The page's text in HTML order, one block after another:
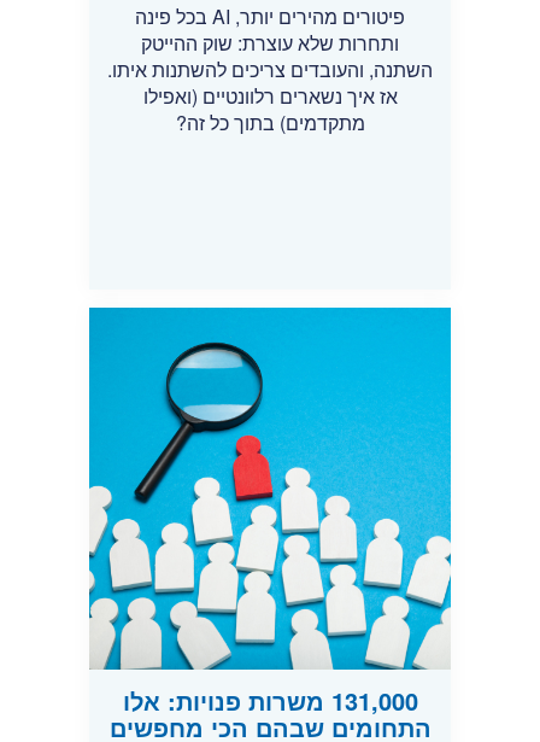
פיטורים מהירים יותר, AI בכל פינה
ותחרות שלא עוצרת: שוק ההייטק
השתנה, והעובדים צריכים להשתנות איתו.
אז איך נשארים רלוונטיים (ואפילו
מתקדמים) בתוך כל זה?
131,000 משרות פנויות: אלו
התחומים שבהם הכי מחפשים